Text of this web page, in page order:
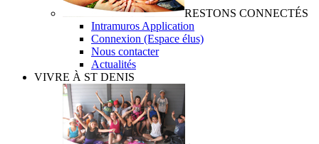
RESTONS CONNECTÉS
Intramuros Application
Connexion (Espace élus)
Nous contacter
Actualités
VIVRE À ST DENIS